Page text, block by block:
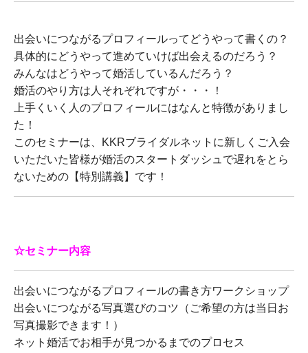
出会いにつながるプロフィールってどうやって書くの？
具体的にどうやって進めていけば出会えるのだろう？
みんなはどうやって婚活しているんだろう？
婚活のやり方は人それぞれですが・・・！
上手くいく人のプロフィールにはなんと特徴がありまし
た！
このセミナーは、KKRブライダルネットに新しくご入会
いただいた皆様が婚活のスタートダッシュで遅れをとら
ないための【特別講義】です！
☆セミナー内容
出会いにつながるプロフィールの書き方ワークショップ
出会いにつながる写真選びのコツ（ご希望の方は当日お
写真撮影できます！）
ネット婚活でお相手が見つかるまでのプロセス